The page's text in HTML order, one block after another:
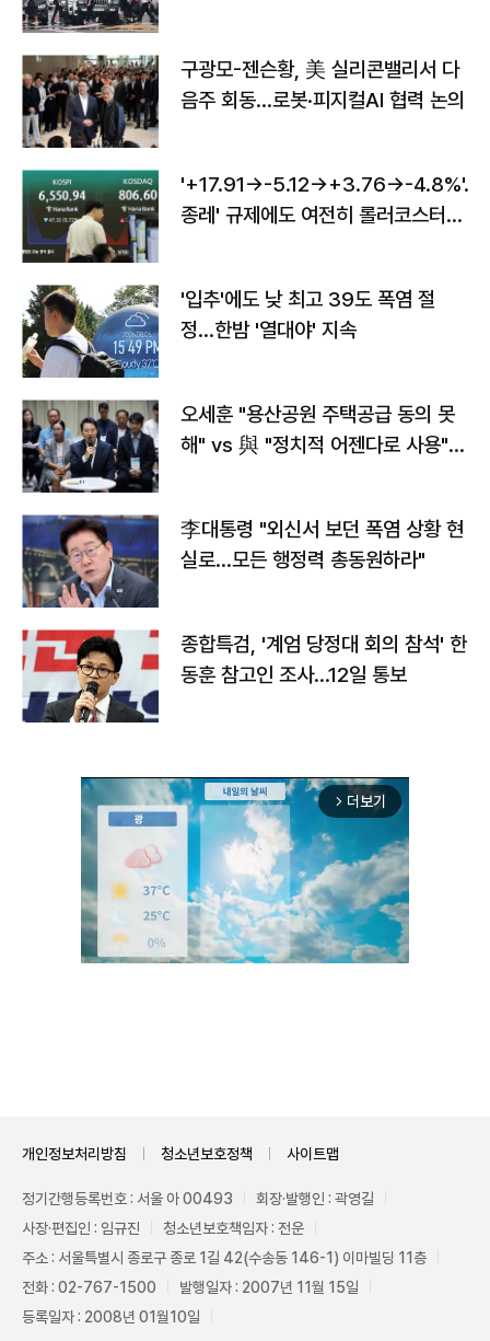
구광모-젠슨황, 美 실리콘밸리서 다
음주 회동…로봇·피지컬AI 협력 논의
'+17.91→-5.12→+3.76→-4.8%'…'
종레' 규제에도 여전히 롤러코스터
'입추'에도 낮 최고 39도 폭염 절
정…한밤 '열대야' 지속
오세훈 "용산공원 주택공급 동의 못
해" vs 與 "정치적 어젠다로 사용"
李대통령 "외신서 보던 폭염 상황 현
실로…모든 행정력 총동원하라"
종합특검, '계엄 당정대 회의 참석' 한
동훈 참고인 조사...12일 통보
arrow_forward_ios 더보기
개인정보처리방침 청소년보호정책 사이트맵
정기간행등록번호 : 서울 아 00493
회장·발행인 : 곽영길
사장·편집인 : 임규진
청소년보호책임자 : 전운
주소 : 서울특별시 종로구 종로 1길 42(수송동 146-1) 이마빌딩 11층
전화 : 02-767-1500
발행일자 : 2007년 11월 15일
등록일자 : 2008년 01월10일